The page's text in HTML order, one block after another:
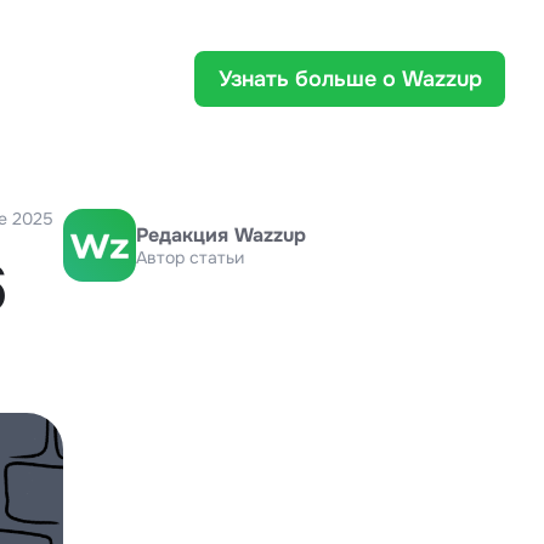
Узнать больше о Wazzup
2025
Редакция Wazzup
Автор статьи